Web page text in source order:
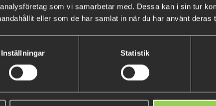
som vi samarbetar med. Dessa kan i sin tur
eller som de har samlat in när du har använt deras
Inställningar Statistik
BESTSELLERS